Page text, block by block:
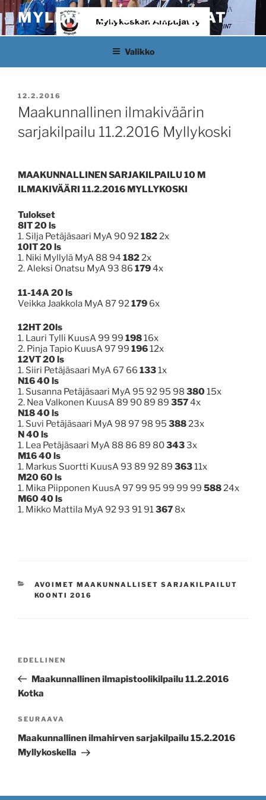
Siirry
sisältöönMYLLYKOSKEN AMPUJAT
Valikko
JULKAISTU
12.2.2016
Maakunnallinen ilmakiväärin
sarjakilpailu 11.2.2016 Myllykoski
MAAKUNNALLINEN SARJAKILPAILU 10 M
ILMAKIVÄÄRI 11.2.2016 MYLLYKOSKI
Tulokset
8IT 20 ls
1. Silja Petäjäsaari MyA 90 921822x
10IT 20 ls
1. Niki Myllylä MyA 88 94 1822x
2. Aleksi Onatsu MyA 93 86 1794x
11-14A 20 ls
Veikka Jaakkola MyA 87 92179 6x
12HT 20ls
1. Lauri Tylli KuusA 99 99 19816x
2. Pinja Tapio KuusA 97 99 19612x
12VT 20 ls
1. Siiri Petäjäsaari MyA 67 66 1331x
N16 40 ls
1. Susanna Petäjäsaari MyA 95 92 95 98 38015x
2. Nea Valkonen KuusA 89 90 89 89 3574x
N18 40 ls
1. Suvi Petäjäsaari MyA98 97 98 95 38823x
N 40 ls
1. Lea Petäjäsaari MyA 88 86 89 803433x
M16 40 ls
1. Markus Suortti KuusA 93 89 92 89 36311x
M20 60 ls
1. Mika Piipponen KuusA 97 99 95 99 99 99 58824x
M60 40 ls
1. Mikko Mattila MyA 92 93 91 91367 8x
KATEGORIAT
AVOIMET MAAKUNNALLISET SARJAKILPAILUT
KOONTI 2016
Edellinen
artikkeli
EDELLINEN
Maakunnallinen ilmapistoolikilpailu 11.2.2016
Kotka
Seuraava
artikkeli
SEURAAVA
Maakunnallinen ilmahirven sarjakilpailu 15.2.2016
Myllykoskella